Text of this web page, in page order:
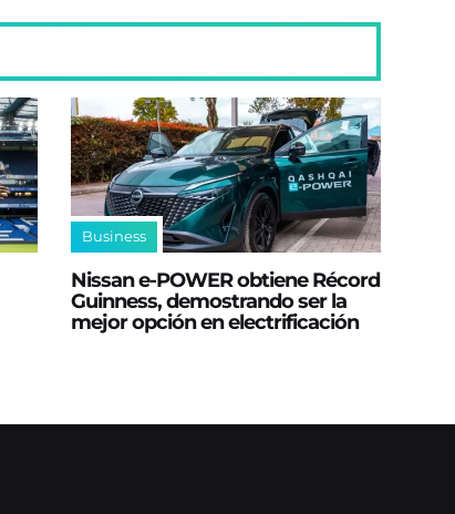
Business
Nissan e‑POWER obtiene Récord
Guinness, demostrando ser la
mejor opción en electrificación